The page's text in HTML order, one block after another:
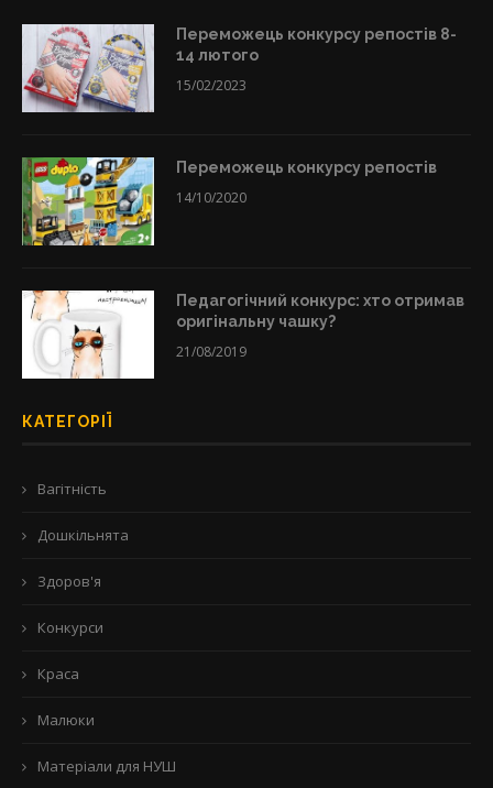
Переможець конкурсу репостів 8-
14 лютого
15/02/2023
Переможець конкурсу репостів
14/10/2020
Педагогічний конкурс: хто отримав
оригінальну чашку?
21/08/2019
КАТЕГОРІЇ
Вагітність
Дошкільнята
Здоров'я
Конкурси
Краса
Малюки
Матеріали для НУШ